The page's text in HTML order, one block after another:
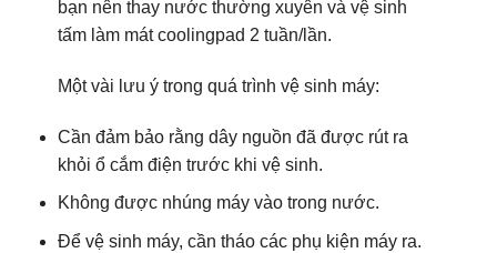
bạn nên thay nước thường xuyên và vệ sinh
tấm làm mát coolingpad 2 tuần/lần.
Một vài lưu ý trong quá trình vệ sinh máy:
Cần đảm bảo rằng dây nguồn đã được rút ra
khỏi ổ cắm điện trước khi vệ sinh.
Không được nhúng máy vào trong nước.
Để vệ sinh máy, cần tháo các phụ kiện máy ra.